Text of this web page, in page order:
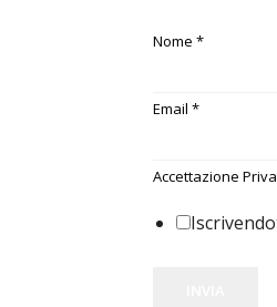
Nome *
Email *
Accettazione